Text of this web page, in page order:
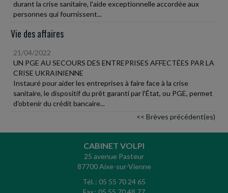
durant la crise sanitaire, l'aide exceptionnelle accordée aux
personnes qui fournissent...
Vie des affaires
21/04/2022
UN PGE AU SECOURS DES ENTREPRISES AFFECTÉES PAR LA
CRISE UKRAINIENNE
Instauré pour aider les entreprises à faire face à la crise
sanitaire, le dispositif du prêt garanti par l'État, ou PGE, permet
d'obtenir du crédit bancaire...
<< Brèves précédent(es)
CABINET VOLPI
25 avenue Pasteur
87700 Aixe-sur-Vienne
Tél. : 05 55 70 24 65